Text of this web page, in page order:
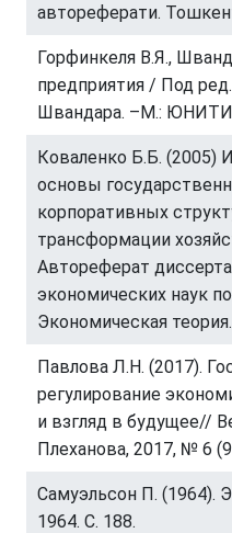
автореферати.
Горфинкеля В.Я.,
предприятия / Под
Швандара. –М.: ЮНИТИ,
Коваленко Б.Б. (2005)
основы
корпоративных
трансформации
Автореферат
экономических наук
Экономическая
Павлова Л.Н. (2017).
регулирование
и взгляд в будущее//
Плеханова, 2017, № 6
Самуэльсон П. (1964).
1964. С. 188.